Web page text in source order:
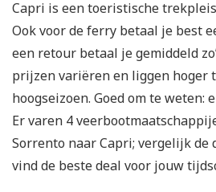
Capri is een toeristische
Ook voor de ferry betaal je best
een retour betaal je gemiddeld
prijzen variëren en liggen hoger
hoogseizoen. Goed om te weten:
Er varen 4
Sorrento naar Capri; vergelijk de
vind de beste deal voor jouw